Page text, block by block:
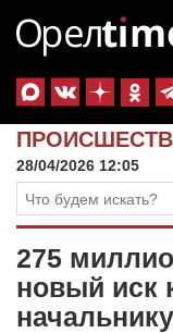
28/04/2026 12:05
275
новый иск